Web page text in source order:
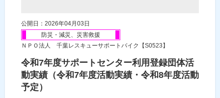
公開日：2026年04月03日
防災・減災、災害救援
ＮＰＯ法人 千葉レスキューサポートバイク【S0523】
令和7年度サポートセンター利用登録団体活
動実績（令和7年度活動実績・令和8年度活動
予定）